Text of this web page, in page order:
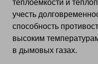
теплоемкости и
учесть
способность
высоким
в дымовых газах.